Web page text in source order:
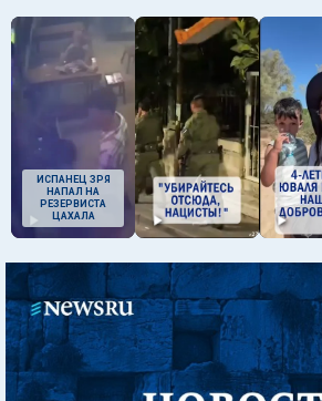
ИСПАНЕЦ ЗРЯ
НАПАЛ НА
РЕЗЕРВИСТА
ЦАХАЛА